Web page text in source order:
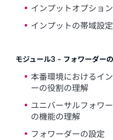
インプットオプショ
インプットの帯域設
モジュール3 - フォワーダー
本番環境におけるイ
ーの役割の理解
ユニバーサルフォワ
の機能の理解
フォワーダーの設定